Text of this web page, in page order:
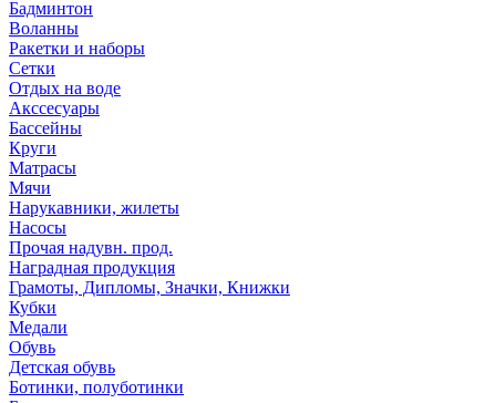
Бадминтон
Воланны
Ракетки и наборы
Сетки
Отдых на воде
Акссесуары
Бассейны
Круги
Матрасы
Мячи
Нарукавники, жилеты
Насосы
Прочая надувн. прод.
Наградная продукция
Грамоты, Дипломы, Значки, Книжки
Кубки
Медали
Обувь
Детская обувь
Ботинки, полуботинки